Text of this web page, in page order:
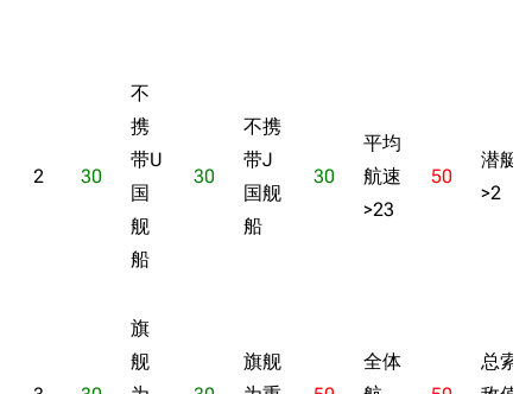
2 30
不
携
带U
国
舰
船
30
不携
带J
国舰
船
30
平均
航速
>23
50
潜艇
>2
旗
舰
旗舰
全体
总索